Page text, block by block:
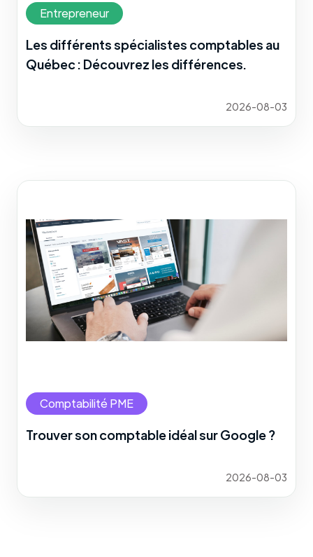
Entrepreneur
Les différents spécialistes comptables au
Québec : Découvrez les différences.
2026-08-03
Comptabilité PME
Trouver son comptable idéal sur Google ?
2026-08-03